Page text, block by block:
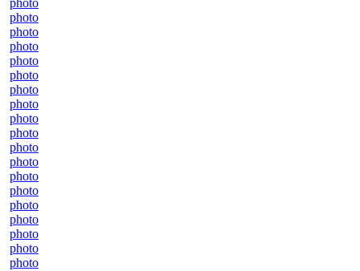
photo
photo
photo
photo
photo
photo
photo
photo
photo
photo
photo
photo
photo
photo
photo
photo
photo
photo
photo